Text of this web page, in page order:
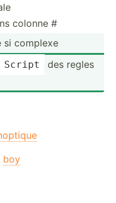
colonne #
si complexe
Script
des regles
boy